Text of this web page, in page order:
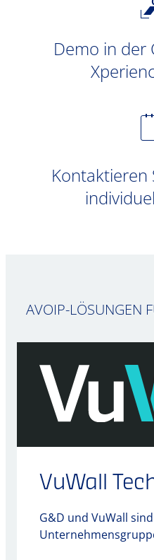
Demo in der
Kontaktieren
AVOIP-LÖSUNGEN
VuWall
G&D und VuWall